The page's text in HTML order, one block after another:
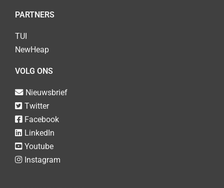
PARTNERS
TUI
NewHeap
VOLG ONS
Nieuwsbrief
Twitter
Facebook
LinkedIn
Youtube
Instagram